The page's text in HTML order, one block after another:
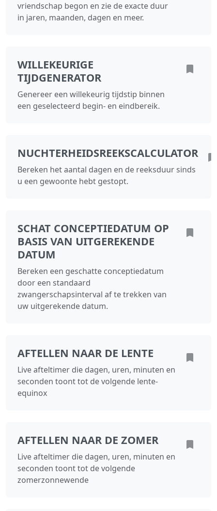
vriendschap begon en zie de exacte duur
in jaren, maanden, dagen en meer.
WILLEKEURIGE
TIJDGENERATOR
Genereer een willekeurig tijdstip binnen
een geselecteerd begin- en eindbereik.
NUCHTERHEIDSREEKSCALCULATOR
Bereken het aantal dagen en de reeksduur sinds
u een gewoonte hebt gestopt.
SCHAT CONCEPTIEDATUM OP
BASIS VAN UITGEREKENDE
DATUM
Bereken een geschatte conceptiedatum
door een standaard
zwangerschapsinterval af te trekken van
uw uitgerekende datum.
AFTELLEN NAAR DE LENTE
Live afteltimer die dagen, uren, minuten en
seconden toont tot de volgende lente-
equinox
AFTELLEN NAAR DE ZOMER
Live afteltimer die dagen, uren, minuten en
seconden toont tot de volgende
zomerzonnewende